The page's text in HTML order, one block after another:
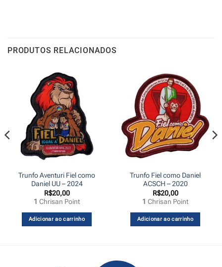
PRODUTOS RELACIONADOS
Trunfo Aventuri Fiel como
Daniel UU – 2024
R$20,00
1 Chrisan Point
Adicionar ao carrinho
Trunfo Fiel como Daniel
ACSCH – 2020
R$20,00
1 Chrisan Point
Adicionar ao carrinho